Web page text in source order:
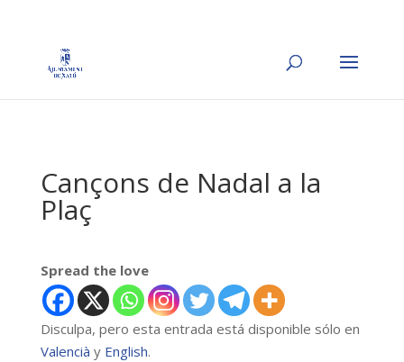
Cançons de Nadal a la
Plaç
Spread the love
Disculpa, pero esta entrada está disponible sólo en
Valencià y English.